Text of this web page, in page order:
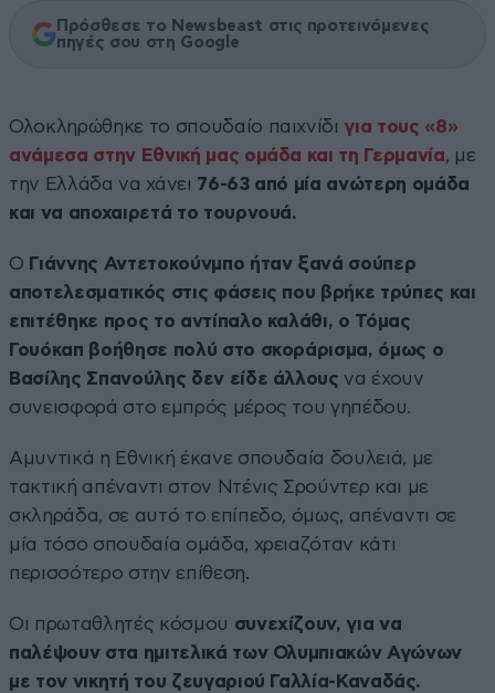
Πρόσθεσε το Newsbeast στις προτεινόμενες
πηγές σου στη Google
Ολοκληρώθηκε το σπουδαίο παιχνίδι για τους «8»
ανάμεσα στην Εθνική μας ομάδα και τη Γερμανία, με
την Ελλάδα να χάνει 76-63 από μία ανώτερη ομάδα
και να αποχαιρετά το τουρνουά.
Ο Γιάννης Αντετοκούνμπο ήταν ξανά σούπερ
αποτελεσματικός στις φάσεις που βρήκε τρύπες και
επιτέθηκε προς το αντίπαλο καλάθι, ο Τόμας
Γουόκαπ βοήθησε πολύ στο σκοράρισμα, όμως ο
Βασίλης Σπανούλης δεν είδε άλλους να έχουν
συνεισφορά στο εμπρός μέρος του γηπέδου.
Αμυντικά η Εθνική έκανε σπουδαία δουλειά, με
τακτική απέναντι στον Ντένις Σρούντερ και με
σκληράδα, σε αυτό το επίπεδο, όμως, απέναντι σε
μία τόσο σπουδαία ομάδα, χρειαζόταν κάτι
περισσότερο στην επίθεση.
Οι πρωταθλητές κόσμου συνεχίζουν, για να
παλέψουν στα ημιτελικά των Ολυμπιακών Αγώνων
με τον νικητή του ζευγαριού Γαλλία-Καναδάς.